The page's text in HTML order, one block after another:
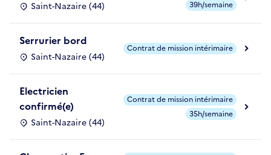
Saint-Nazaire (44) 39h/semaine
Serrurier bord
Saint-Nazaire (44)
Contrat de mission intérimaire
Electricien
confirmé(e)
Saint-Nazaire (44)
Contrat de mission intérimaire
35h/semaine